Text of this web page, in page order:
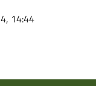
14:44